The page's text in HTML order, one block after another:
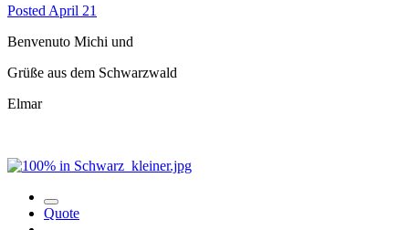
PostedApril 21
Benvenuto Michi und
Grüße aus dem Schwarzwald
Elmar
Quote